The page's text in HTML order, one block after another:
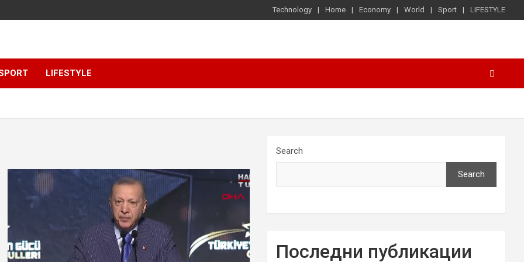
Technology Home Economy World Sport LIFESTYLE
LIFESTYLE
Search
Search
Последни публикации